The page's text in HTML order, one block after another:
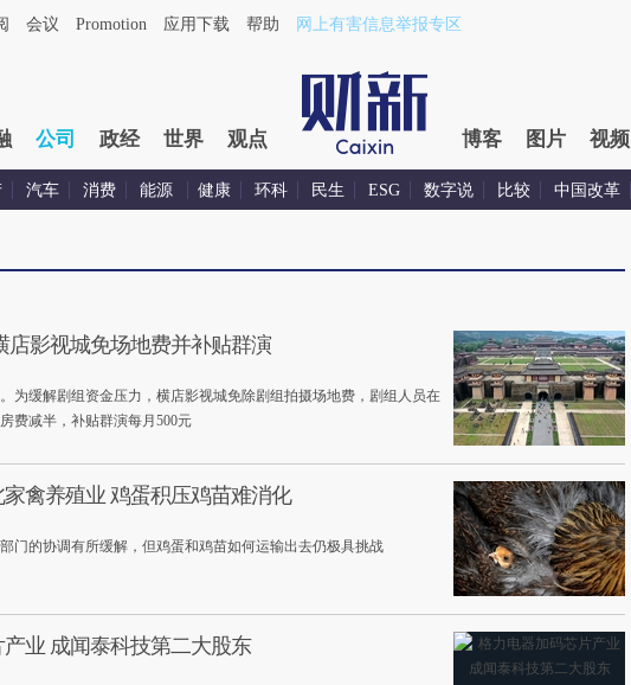
会议 Promotion 应用下载 帮助 网上有害信息举报专区
公司 政经 世界 观点 博客 图片 视频
汽车 消费 能源 健康 环科 民生 ESG 数字说 比较 中国改革
店影视城免场地费并补贴群演
为缓解剧组资金压力，横店影视城免除剧组拍摄场地费，剧组人员在
费减半，补贴群演每月500元
禽养殖业 鸡蛋积压鸡苗难消化
门的协调有所缓解，但鸡蛋和鸡苗如何运输出去仍极具挑战
业 成闻泰科技第二大股东